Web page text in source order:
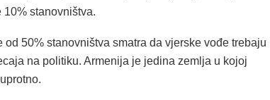
stanovništva.
od 50% stanovništva smatra da vjerske vođe trebaju
na politiku. Armenija je jedina zemlja u kojoj